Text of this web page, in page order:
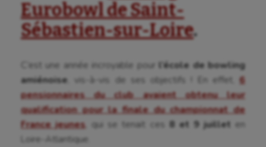
Aéronautique
Eurobowl de Saint-
Sébastien-sur-Loire.
C’est une année incroyable pour l’école de bowling
amiénoise , vis-à-vis de ses objectifs ! En effet, 6
pensionnaires du club avaient obtenu leur
qualification pour la finale du championnat de
France jeunes , qui se tenait ces 8 et 9 juillet en
Loire-Atlantique.